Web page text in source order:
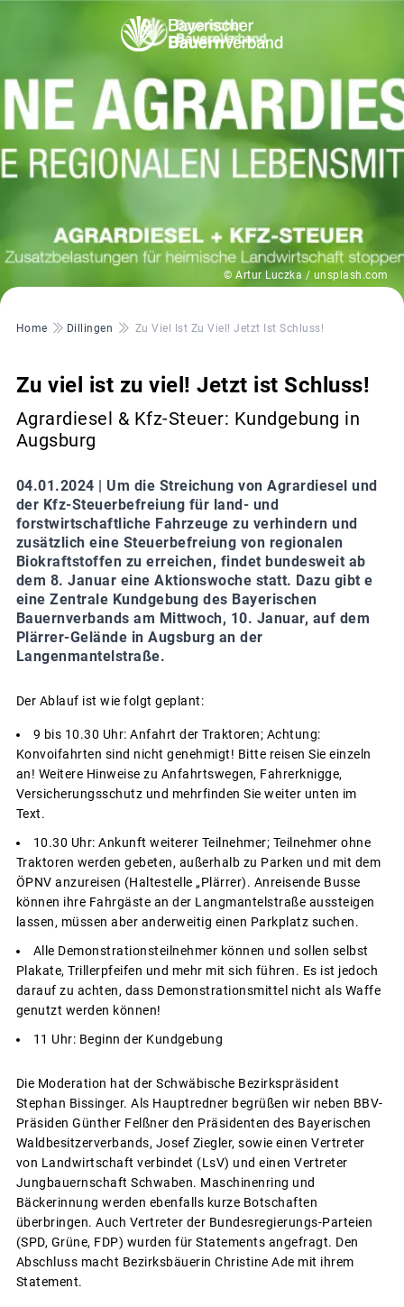
© Artur Luczka / unsplash.com
Pfadnavigation
Home Dillingen Zu Viel Ist Zu Viel! Jetzt Ist Schluss!
Zu viel ist zu viel! Jetzt ist Schluss!
Agrardiesel & Kfz-Steuer: Kundgebung in
Augsburg
04.01.2024 | Um die Streichung von Agrardiesel und
der Kfz-Steuerbefreiung für land- und
forstwirtschaftliche Fahrzeuge zu verhindern und
zusätzlich eine Steuerbefreiung von regionalen
Biokraftstoffen zu erreichen, findet bundesweit ab
dem 8. Januar eine Aktionswoche statt. Dazu gibt e
eine Zentrale Kundgebung des Bayerischen
Bauernverbands am Mittwoch, 10. Januar, auf dem
Plärrer-Gelände in Augsburg an der
Langenmantelstraße.
Der Ablauf ist wie folgt geplant:
9 bis 10.30 Uhr: Anfahrt der Traktoren; Achtung:
Konvoifahrten sind nicht genehmigt! Bitte reisen Sie einzeln
an! Weitere Hinweise zu Anfahrtswegen, Fahrerknigge,
Versicherungsschutz und mehrfinden Sie weiter unten im
Text.
10.30 Uhr: Ankunft weiterer Teilnehmer; Teilnehmer ohne
Traktoren werden gebeten, außerhalb zu Parken und mit dem
ÖPNV anzureisen (Haltestelle „Plärrer). Anreisende Busse
können ihre Fahrgäste an der Langmantelstraße aussteigen
lassen, müssen aber anderweitig einen Parkplatz suchen.
Alle Demonstrationsteilnehmer können und sollen selbst
Plakate, Trillerpfeifen und mehr mit sich führen. Es ist jedoch
darauf zu achten, dass Demonstrationsmittel nicht als Waffe
genutzt werden können!
11 Uhr: Beginn der Kundgebung
Die Moderation hat der Schwäbische Bezirkspräsident
Stephan Bissinger. Als Hauptredner begrüßen wir neben BBV-
Präsiden Günther Felßner den Präsidenten des Bayerischen
Waldbesitzerverbands, Josef Ziegler, sowie einen Vertreter
von Landwirtschaft verbindet (LsV) und einen Vertreter
Jungbauernschaft Schwaben. Maschinenring und
Bäckerinnung werden ebenfalls kurze Botschaften
überbringen. Auch Vertreter der Bundesregierungs-Parteien
(SPD, Grüne, FDP) wurden für Statements angefragt. Den
Abschluss macht Bezirksbäuerin Christine Ade mit ihrem
Statement.